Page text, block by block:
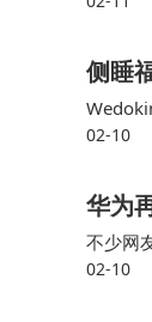
直非常
侧睡
这几件
02-10
华为
不少网
的算法
02-10